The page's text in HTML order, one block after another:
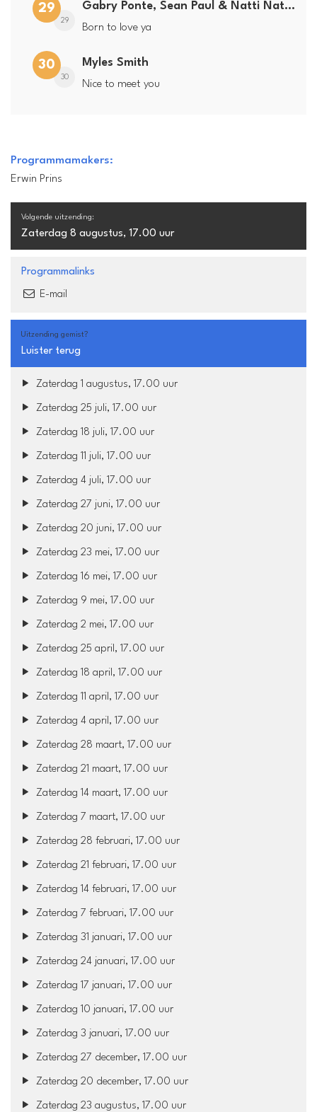
29
29
Gabry Ponte, Sean Paul & Natti Natasha
Born to love ya
30
30
Myles Smith
Nice to meet you
Programmamakers:
Erwin Prins
Volgende uitzending:
Zaterdag 8 augustus, 17.00 uur
Programmalinks
E-mail
Uitzending gemist?
Luister terug
Zaterdag 1 augustus, 17.00 uur
Zaterdag 25 juli, 17.00 uur
Zaterdag 18 juli, 17.00 uur
Zaterdag 11 juli, 17.00 uur
Zaterdag 4 juli, 17.00 uur
Zaterdag 27 juni, 17.00 uur
Zaterdag 20 juni, 17.00 uur
Zaterdag 23 mei, 17.00 uur
Zaterdag 16 mei, 17.00 uur
Zaterdag 9 mei, 17.00 uur
Zaterdag 2 mei, 17.00 uur
Zaterdag 25 april, 17.00 uur
Zaterdag 18 april, 17.00 uur
Zaterdag 11 april, 17.00 uur
Zaterdag 4 april, 17.00 uur
Zaterdag 28 maart, 17.00 uur
Zaterdag 21 maart, 17.00 uur
Zaterdag 14 maart, 17.00 uur
Zaterdag 7 maart, 17.00 uur
Zaterdag 28 februari, 17.00 uur
Zaterdag 21 februari, 17.00 uur
Zaterdag 14 februari, 17.00 uur
Zaterdag 7 februari, 17.00 uur
Zaterdag 31 januari, 17.00 uur
Zaterdag 24 januari, 17.00 uur
Zaterdag 17 januari, 17.00 uur
Zaterdag 10 januari, 17.00 uur
Zaterdag 3 januari, 17.00 uur
Zaterdag 27 december, 17.00 uur
Zaterdag 20 december, 17.00 uur
Zaterdag 23 augustus, 17.00 uur